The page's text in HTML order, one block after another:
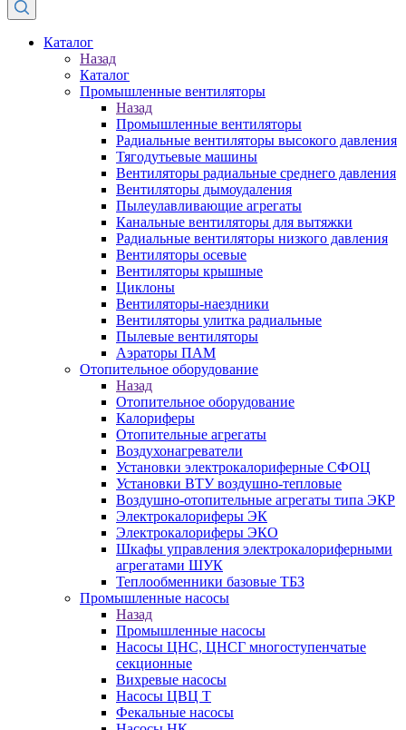
Каталог
Назад
Каталог
Промышленные вентиляторы
Назад
Промышленные вентиляторы
Радиальные вентиляторы высокого давления
Тягодутьевые машины
Вентиляторы радиальные среднего давления
Вентиляторы дымоудаления
Пылеулавливающие агрегаты
Канальные вентиляторы для вытяжки
Радиальные вентиляторы низкого давления
Вентиляторы осевые
Вентиляторы крышные
Циклоны
Вентиляторы-наездники
Вентиляторы улитка радиальные
Пылевые вентиляторы
Аэраторы ПАМ
Отопительное оборудование
Назад
Отопительное оборудование
Калориферы
Отопительные агрегаты
Воздухонагреватели
Установки электрокалориферные СФОЦ
Установки ВТУ воздушно-тепловые
Воздушно-отопительные агрегаты типа ЭКР
Электрокалориферы ЭК
Электрокалориферы ЭКО
Шкафы управления электрокалориферными
агрегатами ШУК
Теплообменники базовые ТБЗ
Промышленные насосы
Назад
Промышленные насосы
Насосы ЦНС, ЦНСГ многоступенчатые
секционные
Вихревые насосы
Насосы ЦВЦ Т
Фекальные насосы